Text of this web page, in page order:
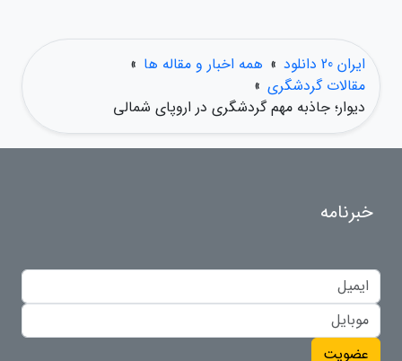
ایران 20 دانلود » همه اخبار و مقاله ها »
مقالات گردشگری »
دیوار؛ جاذبه مهم گردشگری در اروپای شمالی
خبرنامه
عضویت